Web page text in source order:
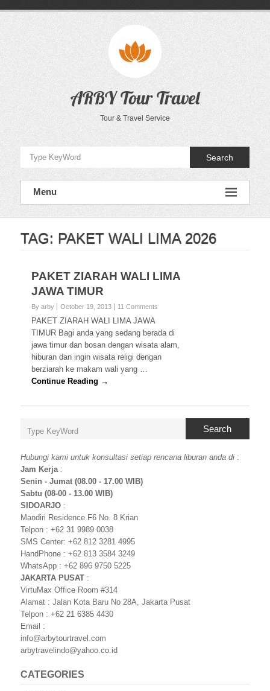
ARBY Tour Travel
Tour & Travel Service
Search
Menu
TAG: PAKET WALI LIMA 2026
PAKET ZIARAH WALI LIMA
JAWA TIMUR
By arby October 19, 2013 11 Comments
PAKET ZIARAH WALI LIMA JAWA
TIMUR Bagi anda yang sedang berada di
jawa timur dan bosan dengan wisata alam,
hiburan dan ingin wisata religi dengan
berziarah ke makam wali yang …
Continue Reading →
Search
Hubungi kami untuk konsultasi setiap rencana liburan anda di :
Jam Kerja:
Senin - Jumat (08.00 - 17.00 WIB)
Sabtu (08-00 - 13.00 WIB)
SIDOARJO :
Mandiri Residence F6 No. 8 Krian
Telpon : +62 31 9989 0038
SMS Center: +62 812 3281 4995
HandPhone : +62 813 3584 3249
WhatsApp : +62 896 9750 5225
JAKARTA PUSAT :
VirtuMax Office Room #314
Alamat : Jalan Kota Baru No 28A, Jakarta Pusat
Telpon : +62 21 6385 4430
Email :
info@arbytourtravel.com
arbytravelindo@yahoo.co.id
CATEGORIES